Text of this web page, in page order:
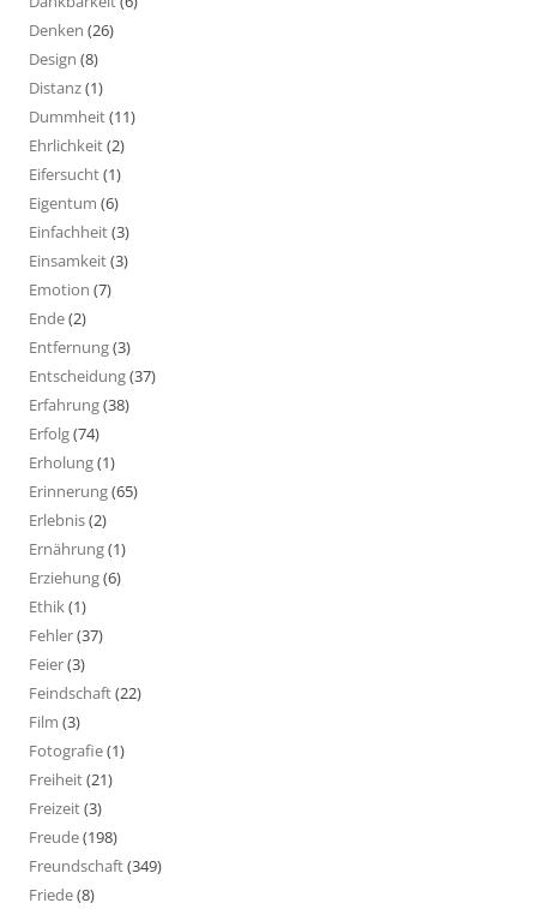
Denken (26)
Design (8)
Distanz(1)
Dummheit(11)
Ehrlichkeit(2)
Eifersucht(1)
Eigentum (6)
Einfachheit(3)
Einsamkeit(3)
Emotion (7)
Ende(2)
Entfernung(3)
Entscheidung(37)
Erfahrung(38)
Erfolg(74)
Erholung(1)
Erinnerung(65)
Erlebnis(2)
Ernährung(1)
Erziehung(6)
Ethik(1)
Fehler(37)
Feier(3)
Feindschaft(22)
Film (3)
Fotografie(1)
Freiheit(21)
Freizeit(3)
Freude(198)
Freundschaft(349)
Friede(8)